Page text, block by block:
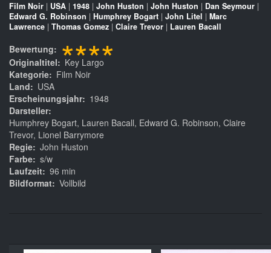
Film Noir | USA | 1948 | John Huston | John Huston | Dan Seymour |
Edward G. Robinson | Humphrey Bogart | John Litel | Marc
Lawrence | Thomas Gomez | Claire Trevor | Lauren Bacall
Bewertung ****
Originaltitel
Key Largo
Kategorie
Film Noir
Land
USA
Erscheinungsjahr
1948
Darsteller
Humphrey Bogart, Lauren Bacall, Edward G. Robinson, Claire
Trevor, Lionel Barrymore
Regie John Huston
Farbe s/w
Laufzeit 96 min
Bildformat Vollbild